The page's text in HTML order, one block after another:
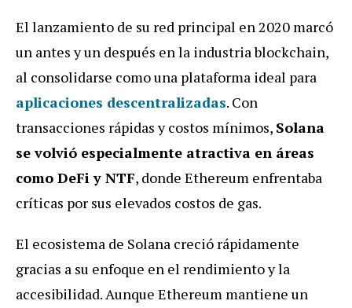
El lanzamiento de su red principal en 2020 marcó
un antes y un después en la industria blockchain,
al consolidarse como una plataforma ideal para
aplicaciones descentralizadas. Con
transacciones rápidas y costos mínimos, Solana
se volvió especialmente atractiva en áreas
como DeFi y NTF, donde Ethereum enfrentaba
críticas por sus elevados costos de gas.
El ecosistema de Solana creció rápidamente
gracias a su enfoque en el rendimiento y la
accesibilidad. Aunque Ethereum mantiene un